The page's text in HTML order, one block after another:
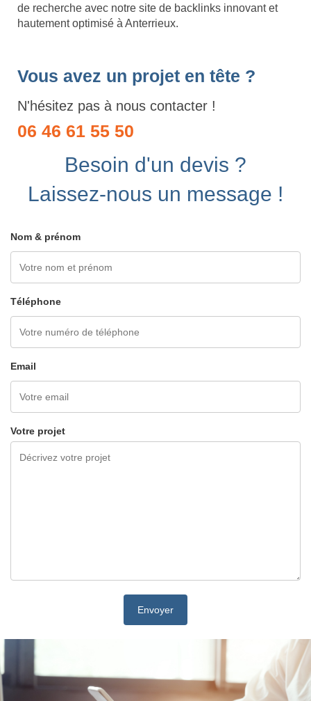
de recherche avec notre site de backlinks innovant et
hautement optimisé à Anterrieux.
Vous avez un projet en tête ?
N'hésitez pas à nous contacter !
06 46 61 55 50
Besoin d'un devis ?
Laissez-nous un message !
Nom & prénom
Téléphone
Email
Votre projet